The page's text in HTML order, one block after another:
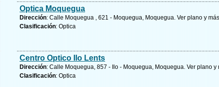
Optica Moquegua
Dirección: Calle Moquegua , 621 - Moquegua, Moquegua. Ver plano y
Clasificación: Optica
Centro Optico Ilo Lents
Dirección: Calle Moquegua, 857 - Ilo - Moquegua, Moquegua. Ver plano y
Clasificación: Optica